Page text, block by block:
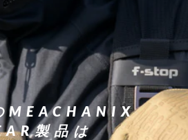
MEACHANIX
製品は